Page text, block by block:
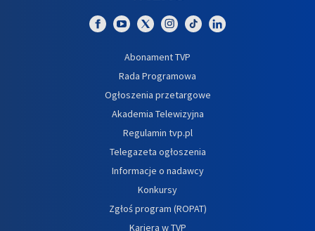
Abonament TVP
Rada Programowa
Ogłoszenia przetargowe
Akademia Telewizyjna
Regulamin tvp.pl
Telegazeta ogłoszenia
Informacje o nadawcy
Konkursy
Zgłoś program (ROPAT)
Kariera w TVP